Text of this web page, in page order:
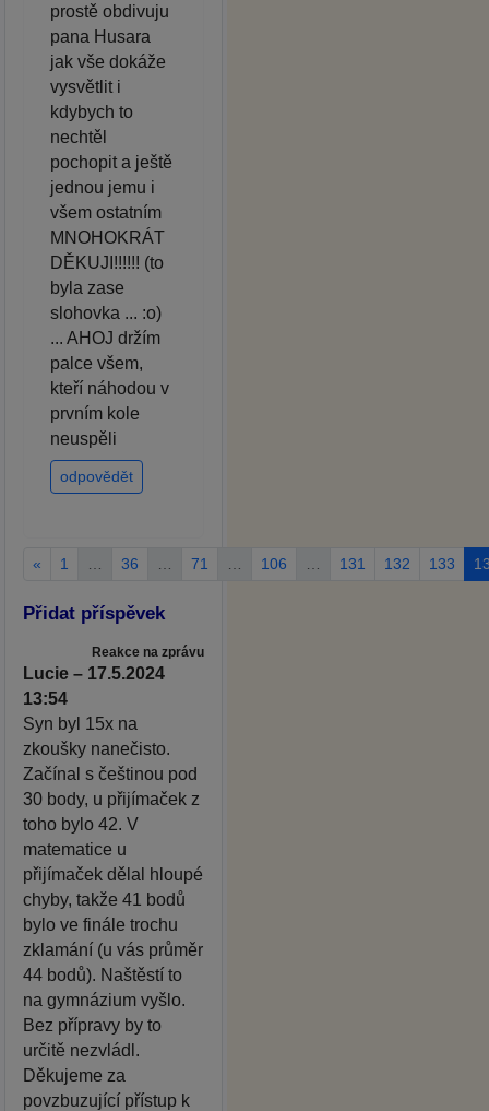
prostě obdivuju
pana Husara
jak vše dokáže
vysvětlit i
kdybych to
nechtěl
pochopit a ještě
jednou jemu i
všem ostatním
MNOHOKRÁT
DĚKUJI!!!!!! (to
byla zase
slohovka ... :o)
... AHOJ držím
palce všem,
kteří náhodou v
prvním kole
neuspěli
odpovědět
« 1 … 36 … 71 … 106 … 131 132 133
Přidat příspěvek
Reakce na zprávu
Lucie – 17.5.2024
13:54
Syn byl 15x na
zkoušky nanečisto.
Začínal s češtinou pod
30 body, u přijímaček z
toho bylo 42. V
matematice u
přijímaček dělal hloupé
chyby, takže 41 bodů
bylo ve finále trochu
zklamání (u vás průměr
44 bodů). Naštěstí to
na gymnázium vyšlo.
Bez přípravy by to
určitě nezvládl.
Děkujeme za
povzbuzující přístup k